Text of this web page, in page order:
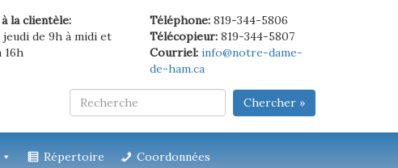
la clientèle:
jeudi de 9h à midi et
16h
Téléphone:819-344-5806
Télécopieur:819-344-5807
Courriel: info@notre-dame-
de-ham.ca
Chercher »
Répertoire Coordonnées